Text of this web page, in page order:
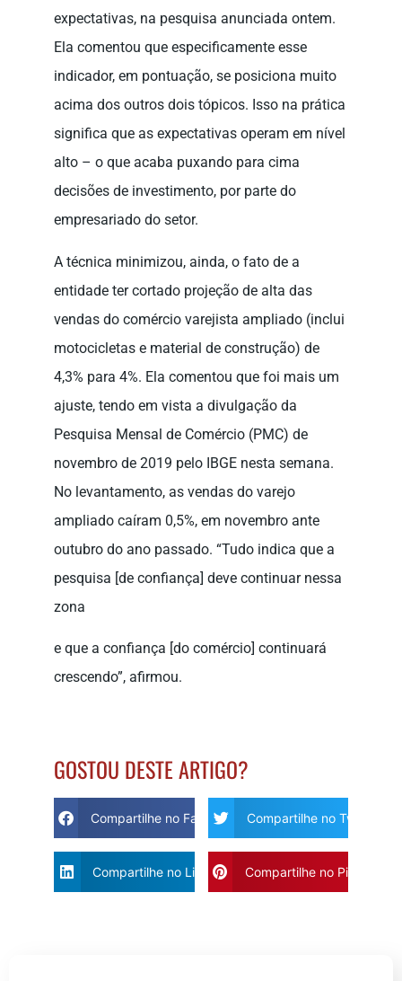
expectativas, na pesquisa anunciada ontem.
Ela comentou que especificamente esse
indicador, em pontuação, se posiciona muito
acima dos outros dois tópicos. Isso na prática
significa que as expectativas operam em nível
alto – o que acaba puxando para cima
decisões de investimento, por parte do
empresariado do setor.
A técnica minimizou, ainda, o fato de a
entidade ter cortado projeção de alta das
vendas do comércio varejista ampliado (inclui
motocicletas e material de construção) de
4,3% para 4%. Ela comentou que foi mais um
ajuste, tendo em vista a divulgação da
Pesquisa Mensal de Comércio (PMC) de
novembro de 2019 pelo IBGE nesta semana.
No levantamento, as vendas do varejo
ampliado caíram 0,5%, em novembro ante
outubro do ano passado. “Tudo indica que a
pesquisa [de confiança] deve continuar nessa
zona
e que a confiança [do comércio] continuará
crescendo”, afirmou.
GOSTOU DESTE ARTIGO?
Compartilhe no Facebook Compartilhe no Twitter
Compartilhe no Linkdin Compartilhe no Pinterest